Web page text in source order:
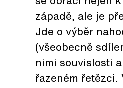
západě, ale je
Jde o výběr
(všeobecně
nimi souvislosti
řazeném